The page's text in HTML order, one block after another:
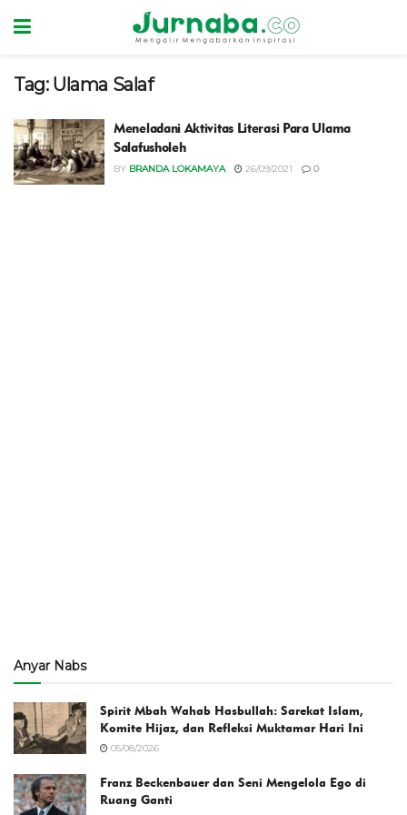
Tag: Ulama Salaf
Meneladani Aktivitas Literasi Para Ulama
Salafusholeh
BY BRANDA LOKAMAYA 26/09/2021 0
Anyar Nabs
Spirit Mbah Wahab Hasbullah: Sarekat Islam,
Komite Hijaz, dan Refleksi Muktamar Hari Ini
05/08/2026
Franz Beckenbauer dan Seni Mengelola Ego di
Ruang Ganti